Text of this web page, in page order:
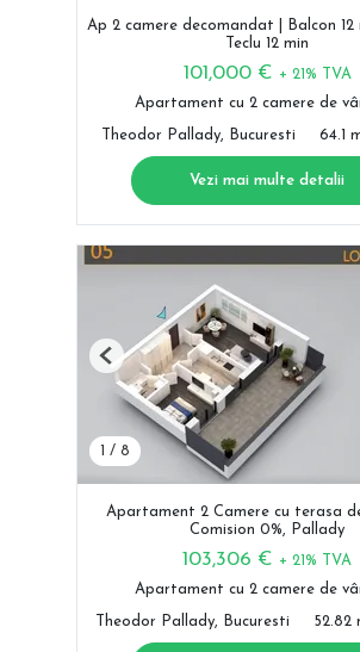
Ap 2 camere decomandat | Balcon
Teclu 12 min
101,000 € + 21% TVA
Apartament cu 2 camere de
Theodor Pallady, Bucuresti 64.1
Vezi mai multe detalii
1 / 8
Previous
Apartament 2 Camere cu terasa
Comision 0%, Pallady
103,306 € + 21% TVA
Apartament cu 2 camere de
Theodor Pallady, Bucuresti 52.82